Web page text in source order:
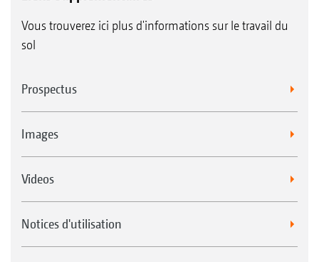
Vous trouverez ici plus d'informations sur le travail du
sol
Prospectus
Images
Videos
Notices d'utilisation